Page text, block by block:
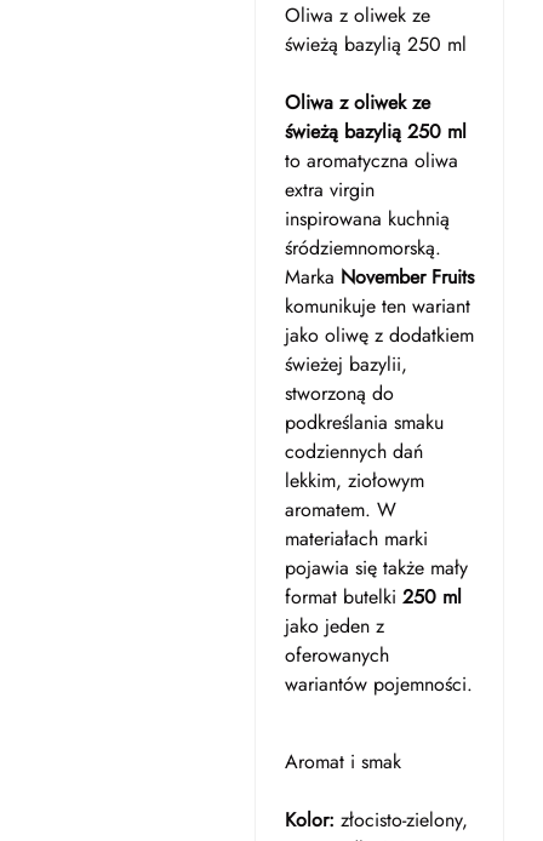
Oliwa z oliwek ze
świeżą bazylią 250 ml
Oliwa z oliwek ze
świeżą bazylią 250 ml
to aromatyczna oliwa
extra virgin
inspirowana kuchnią
śródziemnomorską.
Marka November Fruits
komunikuje ten wariant
jako oliwę z dodatkiem
świeżej bazylii,
stworzoną do
podkreślania smaku
codziennych dań
lekkim, ziołowym
aromatem. W
materiałach marki
pojawia się także mały
format butelki 250 ml
jako jeden z
oferowanych
wariantów pojemności.
Aromat i smak
Kolor: złocisto-zielony,